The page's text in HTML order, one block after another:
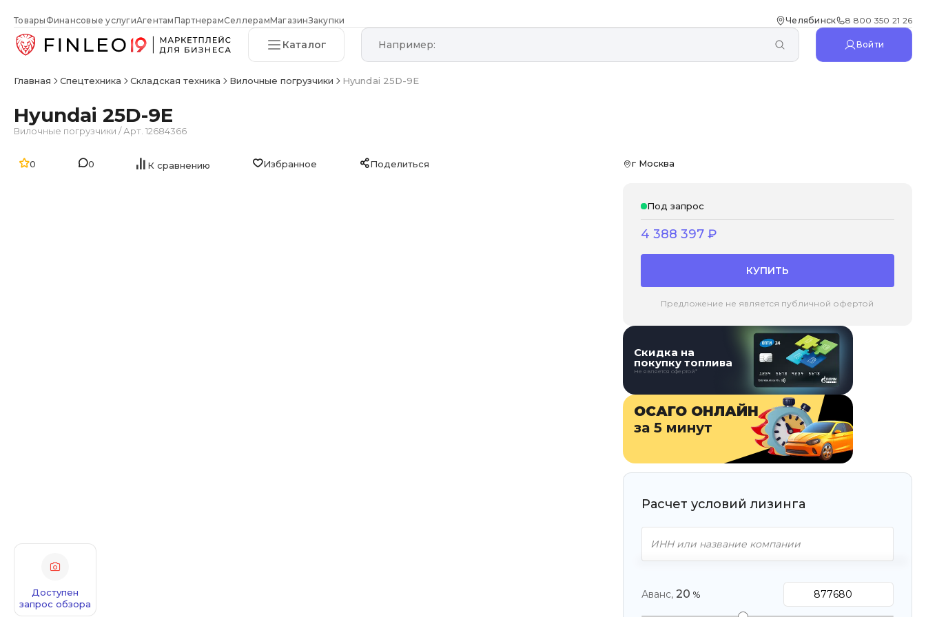
Товары Финансовые услугиАгентамПартнерамСеллерамМагазинЗакупки Челябинск 8 800 350 21 26
Каталог Войти
Главная Спецтехника Складская техника Вилочные погрузчики Hyundai 25D-9E
Hyundai 25D-9E
Вилочные погрузчики /Арт. 12684366
0 0 К сравнению Избранное Поделиться г Москва
Доступен
запрос обзора
Под запрос
4 388 397 ₽
КУПИТЬ
Предложение не является публичной офертой
Скидка на
покупку топлива
Не является офертой*
ОСАГО ОНЛАЙН
за 5 минут
Расчет условий лизинга
Аванс, 20 %